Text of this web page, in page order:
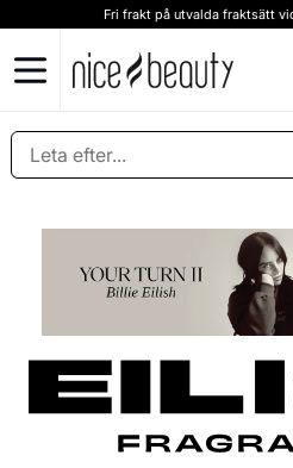
Fri frakt på utvalda fraktsätt